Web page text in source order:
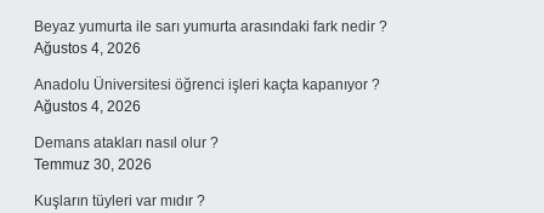
Beyaz yumurta ile sarı yumurta arasındaki fark nedir ?
Ağustos 4, 2026
Anadolu Üniversitesi öğrenci işleri kaçta kapanıyor ?
Ağustos 4, 2026
Demans atakları nasıl olur ?
Temmuz 30, 2026
Kuşların tüyleri var mıdır ?